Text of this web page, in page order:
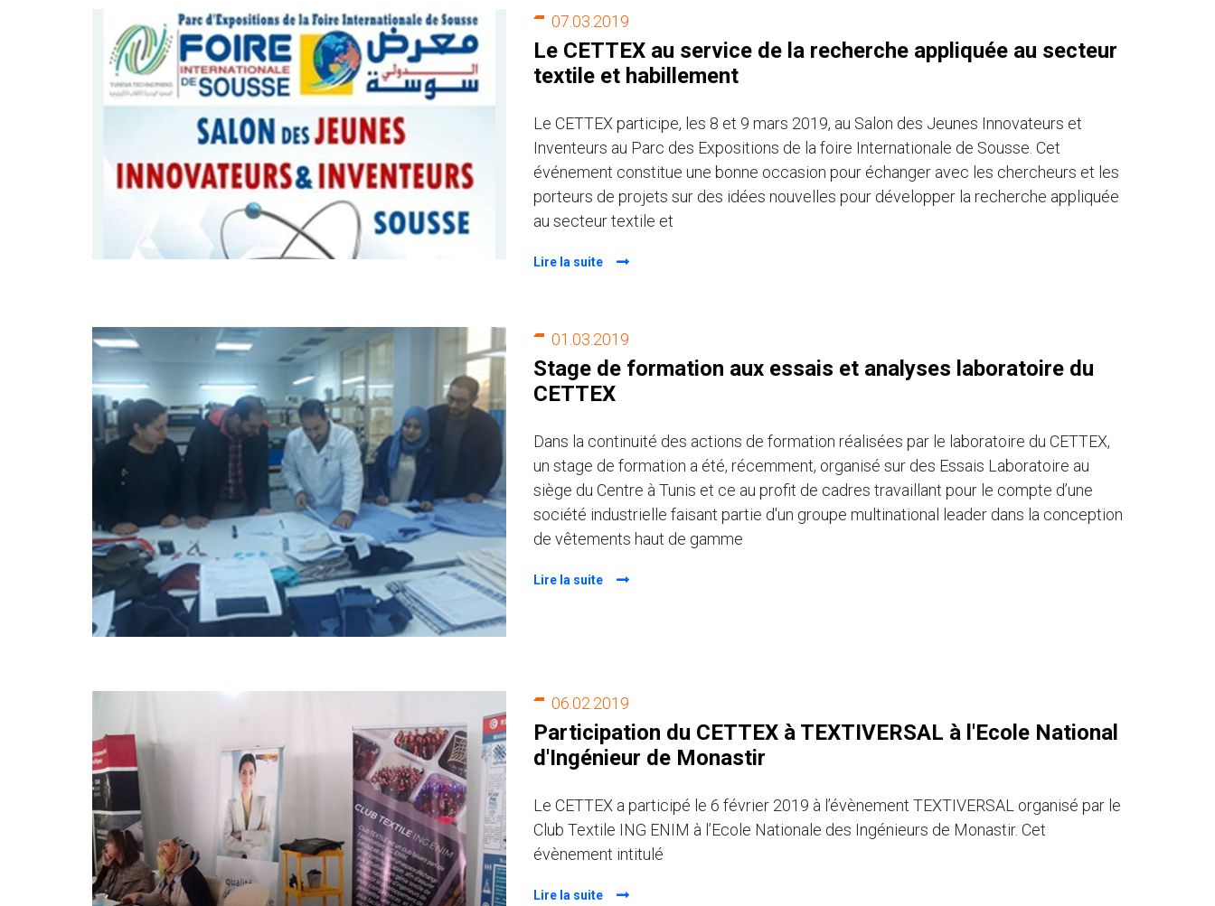
07.03.2019
Le CETTEX au service de la recherche appliquée au secteur
textile et habillement
Le CETTEX participe, les 8 et 9 mars 2019, au Salon des Jeunes Innovateurs et
Inventeurs au Parc des Expositions de la foire Internationale de Sousse. Cet
événement constitue une bonne occasion pour échanger avec les chercheurs et les
porteurs de projets sur des idées nouvelles pour développer la recherche appliquée
au secteur textile et
Lire la suite
01.03.2019
Stage de formation aux essais et analyses laboratoire du
CETTEX
Dans la continuité des actions de formation réalisées par le laboratoire du CETTEX,
un stage de formation a été, récemment, organisé sur des Essais Laboratoire au
siège du Centre à Tunis et ce au profit de cadres travaillant pour le compte d’une
société industrielle faisant partie d'un groupe multinational leader dans la conception
de vêtements haut de gamme
Lire la suite
06.02.2019
Participation du CETTEX à TEXTIVERSAL à l'Ecole National
d'Ingénieur de Monastir
Le CETTEX a participé le 6 février 2019 à l’évènement TEXTIVERSAL organisé par le
Club Textile ING ENIM à l’Ecole Nationale des Ingénieurs de Monastir. Cet
évènement intitulé
Lire la suite